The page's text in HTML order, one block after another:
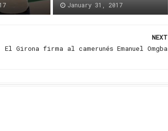
January 31, 2017
NEXT
El Girona firma al camerunés Emanuel Omgba